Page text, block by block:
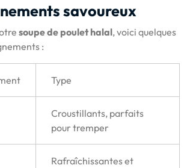
savoureux
soupe de poulet halal, voici quelques
:
Type
Croustillants, parfaits
pour tremper
Rafraîchissantes et